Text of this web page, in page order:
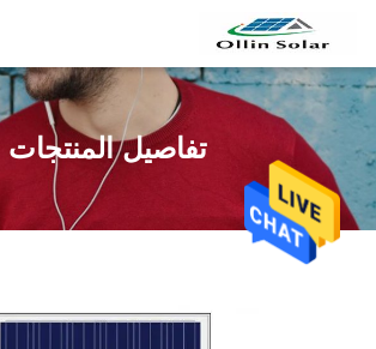
تفاصيل المنتجات